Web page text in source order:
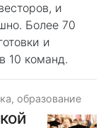
и
Более 70
и
10 команд.
образование